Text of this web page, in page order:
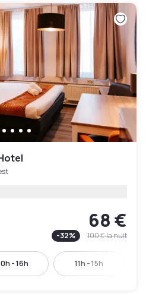
68 €
-32% 100 €la nuit
- 16h 11h - 15h